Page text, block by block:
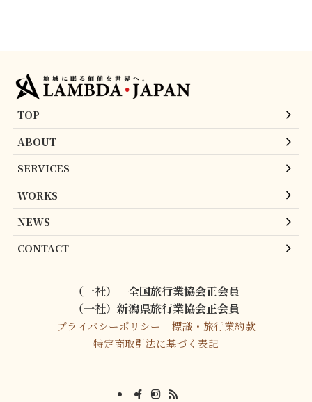
TOP
ABOUT
SERVICES
WORKS
NEWS
CONTACT
（一社） 全国旅行業協会正会員
（一社）新潟県旅行業協会正会員
プライバシーポリシー
標識・旅行業約款
特定商取引法に基づく表記